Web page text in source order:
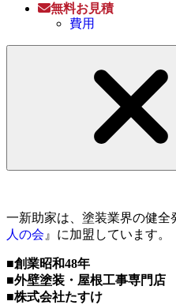
無料お見積
費用
一新助家は、塗装業界の健全
人の会 』に加盟しています。
■創業昭和48年
■外壁塗装・屋根工事専門店
■株式会社たすけ